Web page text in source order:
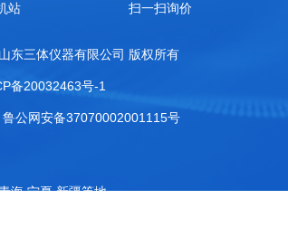
站 扫一扫询价
东三体仪器有限公司 版权所有
备20032463号-1
公网安备37070002001115号
海,宁夏,新疆等地